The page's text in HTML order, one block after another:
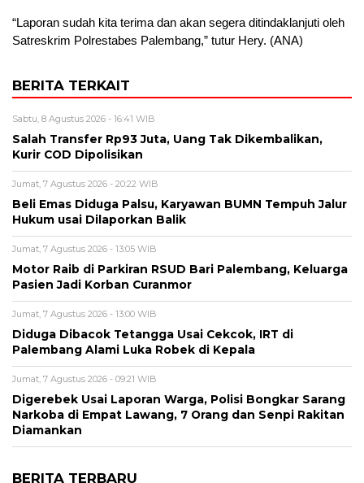
“Laporan sudah kita terima dan akan segera ditindaklanjuti oleh
Satreskrim Polrestabes Palembang,” tutur Hery. (ANA)
BERITA TERKAIT
Sabtu, 8 Agustus 2026 - 16:41 WIB
Salah Transfer Rp93 Juta, Uang Tak Dikembalikan,
Kurir COD Dipolisikan
Jumat, 7 Agustus 2026 - 20:22 WIB
Beli Emas Diduga Palsu, Karyawan BUMN Tempuh Jalur
Hukum usai Dilaporkan Balik
Jumat, 7 Agustus 2026 - 13:05 WIB
Motor Raib di Parkiran RSUD Bari Palembang, Keluarga
Pasien Jadi Korban Curanmor
Jumat, 7 Agustus 2026 - 13:00 WIB
Diduga Dibacok Tetangga Usai Cekcok, IRT di
Palembang Alami Luka Robek di Kepala
Jumat, 7 Agustus 2026 - 09:21 WIB
Digerebek Usai Laporan Warga, Polisi Bongkar Sarang
Narkoba di Empat Lawang, 7 Orang dan Senpi Rakitan
Diamankan
BERITA TERBARU